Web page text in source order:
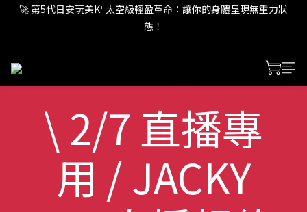
🚀 第5代日安玩美K⁺ 太空級輕盈革命：讓你的身體呈現無重力狀
態！
態！
\ 2/7 直播專
用 / JACKY